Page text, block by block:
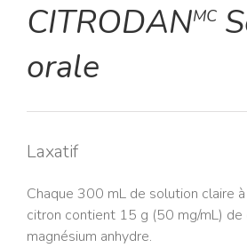
CITRODANMC
orale
Laxatif
Chaque 300 mL de solution claire
citron contient 15 g (50 mg/mL)
magnésium anhydre.